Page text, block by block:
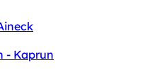
- Kaprun